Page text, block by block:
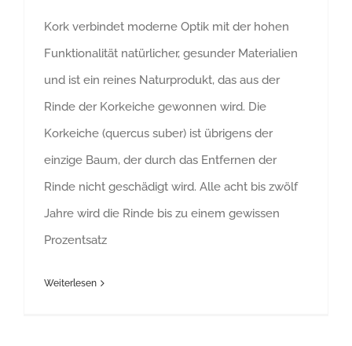
Kork verbindet moderne Optik mit der hohen
Funktionalität natürlicher, gesunder Materialien
und ist ein reines Naturprodukt, das aus der
Rinde der Korkeiche gewonnen wird. Die
Korkeiche (quercus suber) ist übrigens der
einzige Baum, der durch das Entfernen der
Rinde nicht geschädigt wird. Alle acht bis zwölf
Jahre wird die Rinde bis zu einem gewissen
Prozentsatz
Weiterlesen